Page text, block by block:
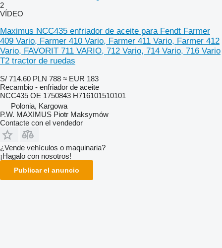
2
VÍDEO
Maximus NCC435 enfriador de aceite para Fendt Farmer
409 Vario, Farmer 410 Vario, Farmer 411 Vario, Farmer 412
Vario, FAVORIT 711 VARIO, 712 Vario, 714 Vario, 716 Vario
T2 tractor de ruedas
S/ 714.60 PLN 788 ≈ EUR 183
Recambio - enfriador de aceite
NCC435 OE 1750843 H716101510101
Polonia, Kargowa
P.W. MAXIMUS Piotr Maksymów
Contacte con el vendedor
¿Vende vehículos o maquinaria?
¡Hagalo con nosotros!
Publicar el anuncio